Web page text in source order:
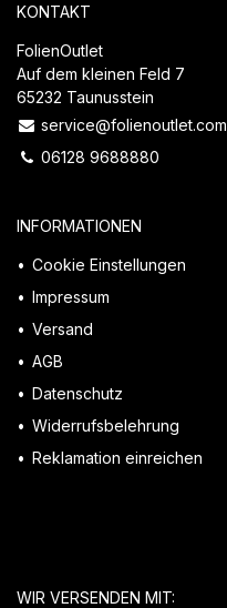
KONTAKT
FolienOutlet
Auf dem kleinen Feld 7
65232 Taunusstein
service@folienoutlet.com
06128 9688880
INFORMATIONEN
Cookie Einstellungen
Impressum
Versand
AGB
Datenschutz
Widerrufsbelehrung
Reklamation einreichen
WIR VERSENDEN MIT: